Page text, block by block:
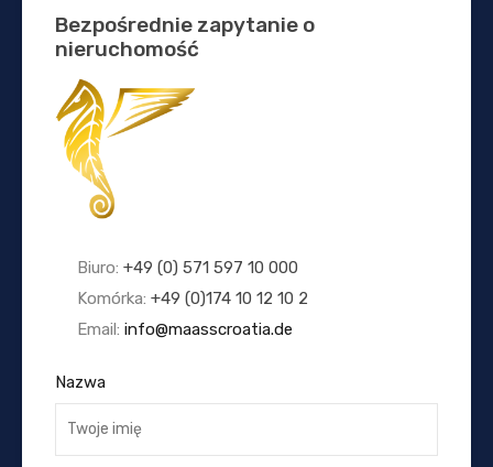
Bezpośrednie zapytanie o
nieruchomość
Biuro: +49 (0) 571 597 10 000
Komórka: +49 (0)174 10 12 10 2
Email: info@maasscroatia.de
Nazwa